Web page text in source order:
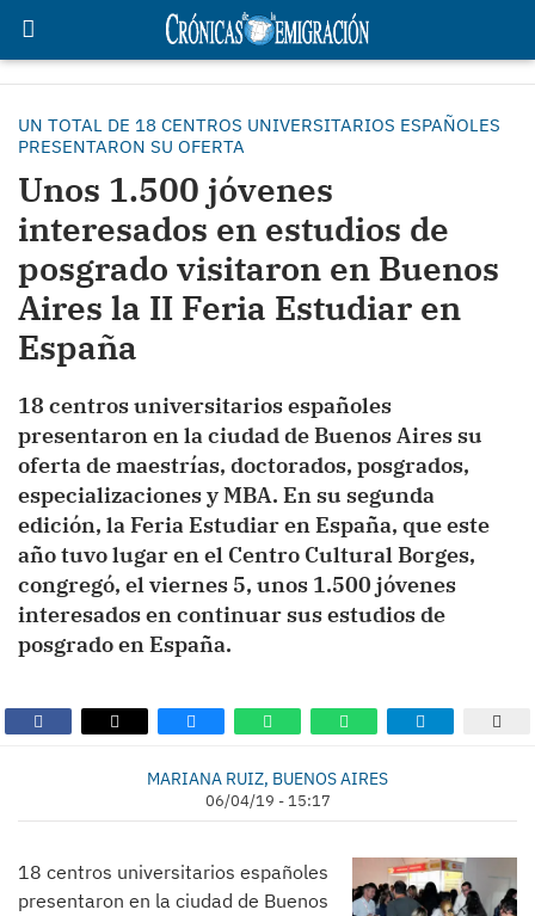
UN TOTAL DE 18 CENTROS UNIVERSITARIOS ESPAÑOLES
PRESENTARON SU OFERTA
Unos 1.500 jóvenes
interesados en estudios de
posgrado visitaron en Buenos
Aires la II Feria Estudiar en
España
18 centros universitarios españoles
presentaron en la ciudad de Buenos Aires su
oferta de maestrías, doctorados, posgrados,
especializaciones y MBA. En su segunda
edición, la Feria Estudiar en España, que este
año tuvo lugar en el Centro Cultural Borges,
congregó, el viernes 5, unos 1.500 jóvenes
interesados en continuar sus estudios de
posgrado en España.
MARIANA RUIZ, BUENOS AIRES
06/04/19 - 15:17
18 centros universitarios españoles
presentaron en la ciudad de Buenos